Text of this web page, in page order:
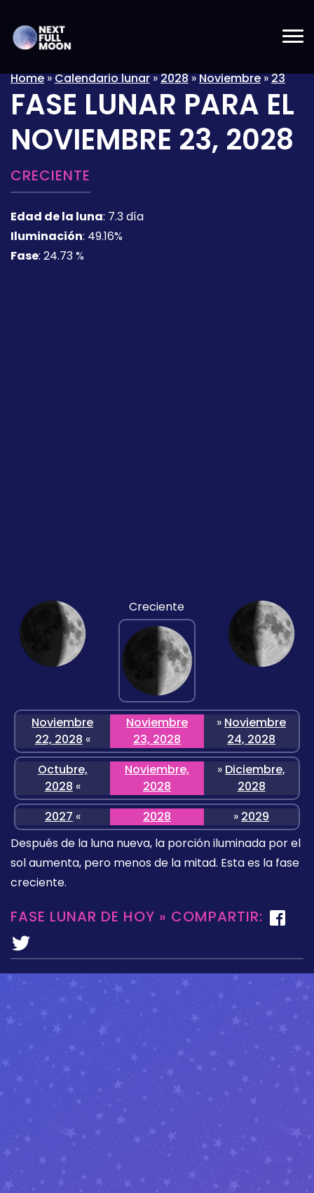
Home»Calendario lunar»2028»Noviembre»23
FASE LUNAR PARA EL
NOVIEMBRE 23, 2028
CRECIENTE
Edad de la luna: 7.3 día
Iluminación: 49.16%
Fase: 24.73 %
Creciente
Noviembre
22, 2028 «
Noviembre
23, 2028
» Noviembre
24, 2028
Octubre,
2028 «
Noviembre,
2028
» Diciembre,
2028
2027 « 2028 » 2029
Después de la luna nueva, la porción iluminada por el
sol aumenta, pero menos de la mitad. Esta es la fase
creciente.
FASE LUNAR DE HOY » COMPARTIR: